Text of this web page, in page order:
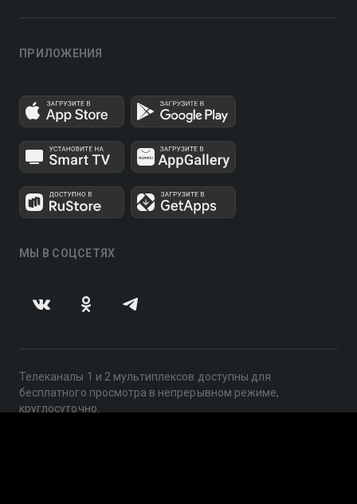
ПРИЛОЖЕНИЯ
МЫ В СОЦСЕТЯХ
Телеканалы 1 и 2 мультиплексов доступны для
бесплатного просмотра в непрерывном режиме,
круглосуточно.